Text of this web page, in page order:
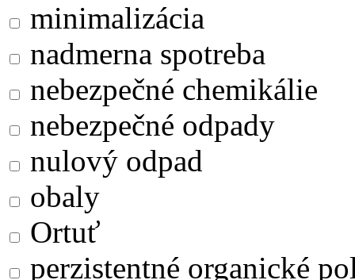
minimalizácia
nadmerna spotreba
nebezpečné chemikálie
nebezpečné odpady
nulový odpad
obaly
Ortuť
perzistentné organické